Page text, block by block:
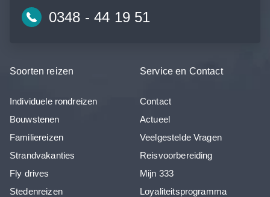
0348 - 44 19 51
Soorten reizen
Individuele rondreizen
Bouwstenen
Familiereizen
Strandvakanties
Fly drives
Stedenreizen
Service en Contact
Contact
Actueel
Veelgestelde Vragen
Reisvoorbereiding
Mijn 333
Loyaliteitsprogramma